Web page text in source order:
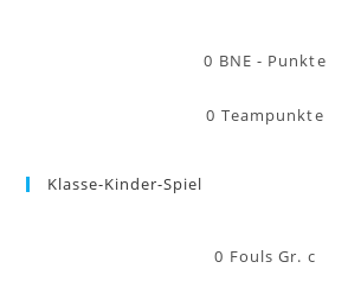
0 BNE - Punkte
0 Teampunkte
Klasse-Kinder-Spiel
0 Fouls Gr. c